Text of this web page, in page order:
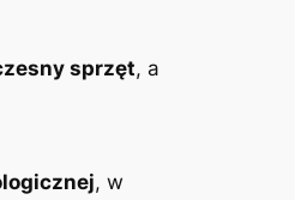
sprzęt, a
, w